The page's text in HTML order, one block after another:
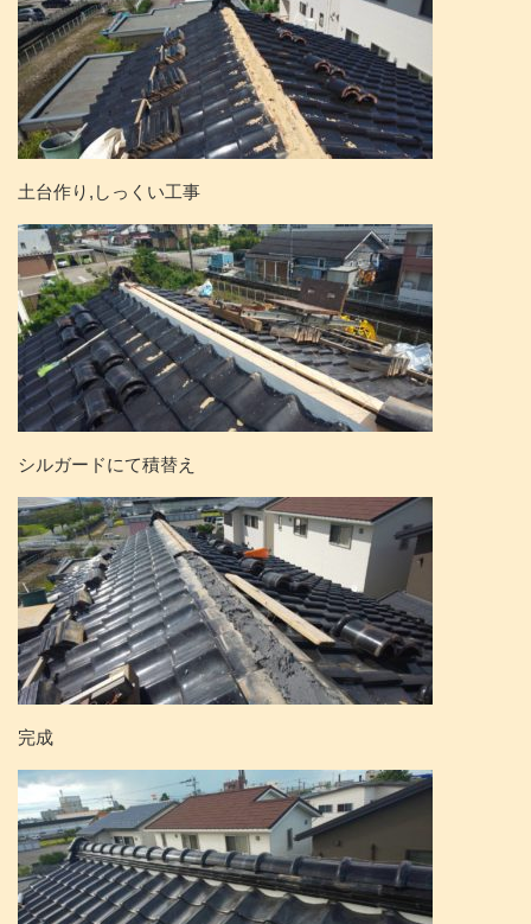
土台作り,しっくい工事
シルガードにて積替え
完成